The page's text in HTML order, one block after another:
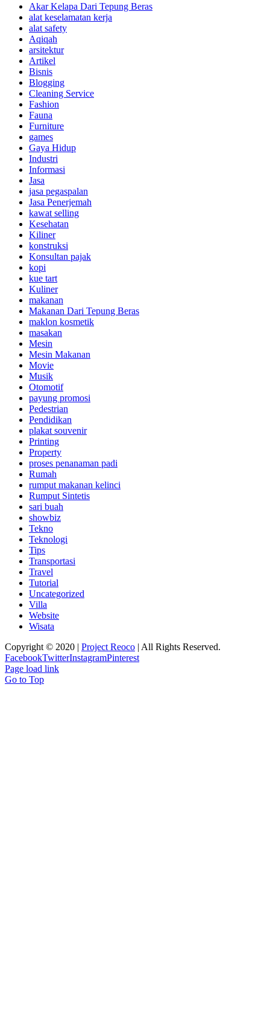
Akar Kelapa Dari Tepung Beras
alat keselamatan kerja
alat safety
Aqiqah
arsitektur
Artikel
Bisnis
Blogging
Cleaning Service
Fashion
Fauna
Furniture
games
Gaya Hidup
Industri
Informasi
Jasa
jasa pegaspalan
Jasa Penerjemah
kawat selling
Kesehatan
Kiliner
konstruksi
Konsultan pajak
kopi
kue tart
Kuliner
makanan
Makanan Dari Tepung Beras
maklon kosmetik
masakan
Mesin
Mesin Makanan
Movie
Musik
Otomotif
payung promosi
Pedestrian
Pendidikan
plakat souvenir
Printing
Property
proses penanaman padi
Rumah
rumput makanan kelinci
Rumput Sintetis
sari buah
showbiz
Tekno
Teknologi
Tips
Transportasi
Travel
Tutorial
Uncategorized
Villa
Website
Wisata
Copyright © 2020 | Project Reoco | All Rights Reserved.
FacebookTwitterInstagramPinterest
Page load link
Go to Top